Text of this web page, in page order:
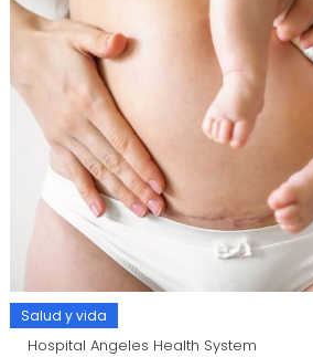
Salud y vida
Hospital Angeles Health System